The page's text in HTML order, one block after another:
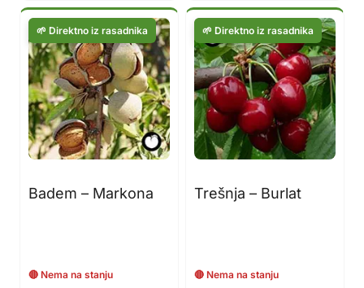
Badem – Markona Trešnja – Burlat